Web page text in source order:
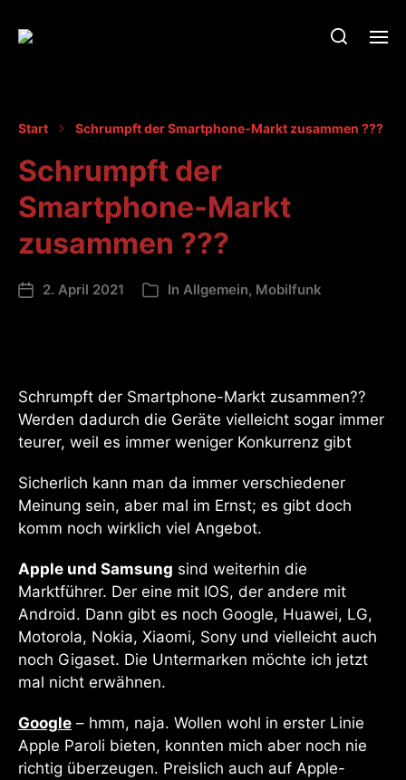
Start Schrumpft der Smartphone-Markt zusammen ???
Schrumpft der
Smartphone-Markt
zusammen ???
2. April 2021 In Allgemein, Mobilfunk
Schrumpft der Smartphone-Markt zusammen??
Werden dadurch die Geräte vielleicht sogar immer
teurer, weil es immer weniger Konkurrenz gibt
Sicherlich kann man da immer verschiedener
Meinung sein, aber mal im Ernst; es gibt doch
komm noch wirklich viel Angebot.
Apple und Samsung sind weiterhin die
Marktführer. Der eine mit IOS, der andere mit
Android. Dann gibt es noch Google, Huawei, LG,
Motorola, Nokia, Xiaomi, Sony und vielleicht auch
noch Gigaset. Die Untermarken möchte ich jetzt
mal nicht erwähnen.
Google – hmm, naja. Wollen wohl in erster Linie
Apple Paroli bieten, konnten mich aber noch nie
richtig überzeugen. Preislich auch auf Apple-